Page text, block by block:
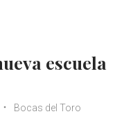
escuela
Bocas del Toro